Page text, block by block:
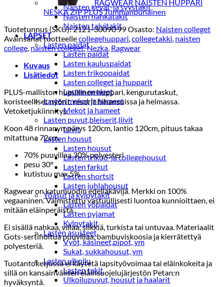
Naisten kevät-ja syystakit
Naisten nahkatakit
Naisten talvitakit
LAPSET
Lasten paidat
Lasten paidat
Lasten kauluspaidat
Lasten trikoopaidat
Lasten colleget ja hupparit
Lasten neuleet
Lasten mekot ja hameet
Mekot ja hameet
Lasten puvut,bleiserit,liivit
Liivit
Lasten housut
Lasten housut
Lasten trikoo-ja collegehousut
Lasten farkut
Lasten shortsit
Lasten juhlahousut
Yöasut ja kylpytakit
Lasten yöpaidat
Lasten pyjamat
Kylpytakit
Lasten asusteet
Vyöt, käsineet,pipot, ym
Sukat, sukkahousut, ym
Lasten ulkoilu
Lasten takit
Ulkoilupuvut, housut ja haalarit
RAGWEAR NAISTEN HUPPARI
NESKA ZIP PLUS Tummanpunainen
Tuotetunnus (SKU):2121-30090 99Osasto: Naisten colleget
Avainsanat tuotteellecollegehuppari,collegetakki, naisten
college, naisten colleget,Nezka, Ragwear
Kuvaus
Lisätiedot
PLUS-malliston hupullinen huppari, kengurutaskut,
koristeelliset nyörit, resorit hihansuissa ja helmassa.
Vetoketjukiinnitys.
Koon 48 rinnanympärys 120cm, lantio 120cm, pituus takaa
mitattuna 72cm.
70% puuvillaa 30% polyesteri
pesu 30°
kutistuu max.5%
Ragwear on katumuodin edelläkävijä. Merkki on 100%
vegaaninen. Valmistettu vastuullisesti luontoa kunnioittaen, ei
mitään eläinperäistä.
Ei sisällä nahkaa, villaa, silkkiä, turkista tai untuvaa. Materiaalit
Gots-sertifioitua puuvillaa, bambuviskoosia ja kierrätettyä
polyesteriä.
Tuotantoketjussa ei käytetä lapsityövoimaa tai eläinkokeita ja
sillä on kansainvälisen eläinsuojelujärjestön Petan:n
hyväksyntä.